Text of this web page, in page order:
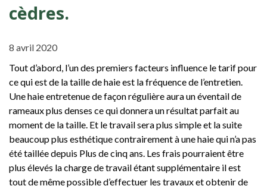
cèdres.
8 avril 2020
Tout d’abord, l’un des premiers facteurs influence le tarif pour
ce qui est de la taille de haie est la fréquence de l’entretien.
Une haie entretenue de façon régulière aura un éventail de
rameaux plus denses ce qui donnera un résultat parfait au
moment de la taille. Et le travail sera plus simple et la suite
beaucoup plus esthétique contrairement à une haie qui n’a pas
été taillée depuis Plus de cinq ans. Les frais pourraient être
plus élevés la charge de travail étant supplémentaire il est
tout de même possible d’effectuer les travaux et obtenir de